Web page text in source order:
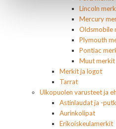
Lincoln
Mercury
Oldsmobile
Plymouth
Pontiac
Muut merkit
Merkit ja logot
Tarrat
Ulkopuolen varusteet ja
Astinlaudat ja -
Aurinkolipat
Erikoiskeulamerkit